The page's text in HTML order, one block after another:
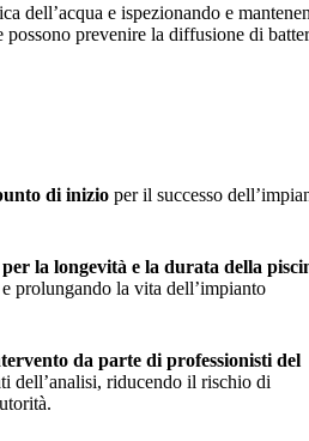
dell’acqua e ispezionando e
prevenire la diffusione di
di inizio per il successo
la longevità e la durata della
prolungando la vita dell’impianto
da parte di professionisti del
dell’analisi, riducendo il rischio di